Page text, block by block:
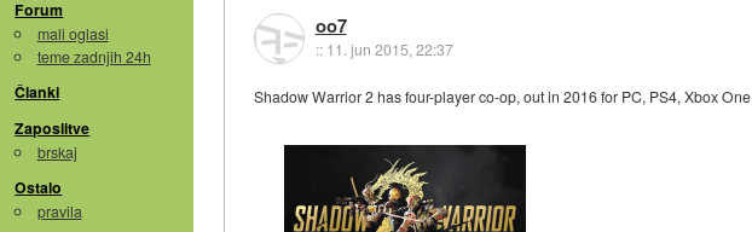
Forum
mali oglasi
teme zadnjih 24h
Članki
Zaposlitve
brskaj
Ostalo
pravila
oo7
:: 11. jun 2015, 22:37
Shadow Warrior 2 has four-player co-op, out in 2016 for PC, PS4, Xbox One